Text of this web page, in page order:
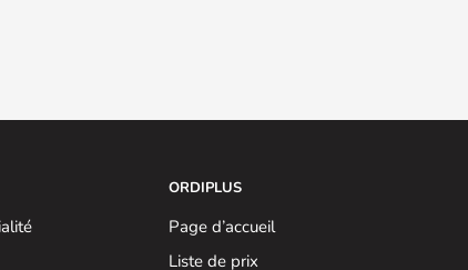
ORDIPLUS
Page d’accueil
Liste de prix